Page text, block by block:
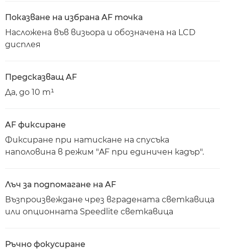
Показване на избрана AF точка
Насложена във визьора и обозначена на LCD
дисплея
Предсказващ AF
Да, до 10 m¹
AF фиксиране
Фиксиране при натискане на спусъка
наполовина в режим "AF при единичен кадър".
Лъч за подпомагане на AF
Възпроизвеждане чрез вградената светкавица
или опционната Speedlite светкавица
Ръчно фокусиране